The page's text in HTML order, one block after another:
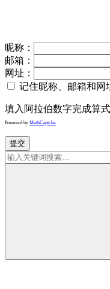
昵称：
邮箱：
网址：
记住昵称、邮箱和网
填入阿拉伯数字完成算式
Powered by MathCaptcha
提交